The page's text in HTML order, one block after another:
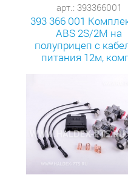
арт.: 393366001
393 366 001
ABS 2S/2M на
полуприцеп с
питания 12м,